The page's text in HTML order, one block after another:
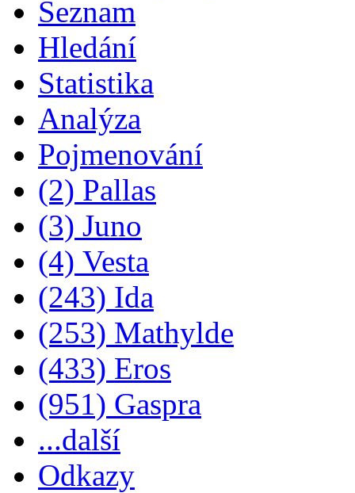
Seznam
Hledání
Statistika
Analýza
Pojmenování
(2) Pallas
(3) Juno
(4) Vesta
(243) Ida
(253) Mathylde
(433) Eros
(951) Gaspra
...další
Odkazy